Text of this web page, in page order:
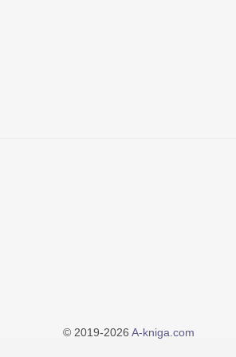
© 2019-2026 A-kniga.com